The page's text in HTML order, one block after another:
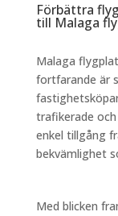
Förbättra
till Malaga
Malaga
fortfarande är
trafikerade
enkel tillgång
bekvämlighet
Med blicken